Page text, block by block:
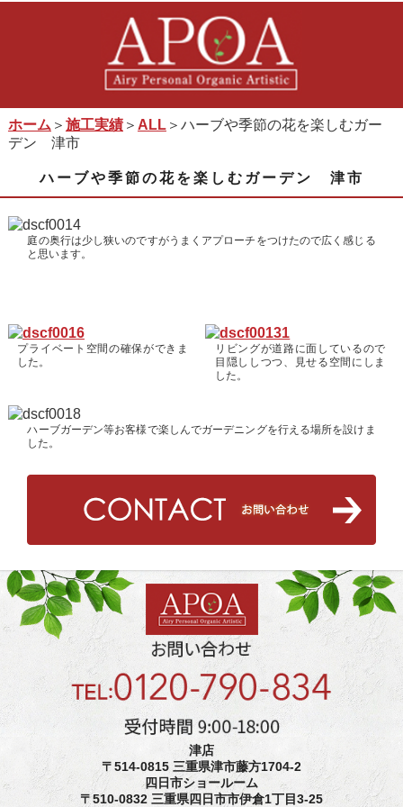
ホーム ＞ 施工実績＞ ALL＞ハーブや季節の花を楽しむガー
デン 津市
ハーブや季節の花を楽しむガーデン 津市
庭の奥行は少し狭いのですがうまくアプローチをつけたので広く感じる
と思います。
プライベート空間の確保ができま
した。
リビングが道路に面しているので
目隠ししつつ、見せる空間にしま
した。
ハーブガーデン等お客様で楽しんでガーデニングを行える場所を設けま
した。
津店
〒514-0815 三重県津市藤方1704-2
四日市ショールーム
〒510-0832 三重県四日市市伊倉1丁目3-25